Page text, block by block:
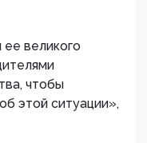
великого
чтобы
этой ситуации»,